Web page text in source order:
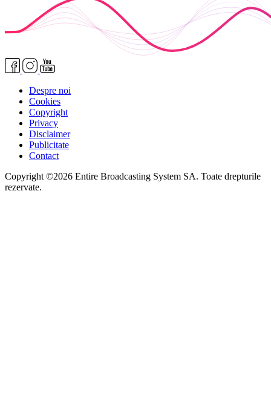
Despre noi
Cookies
Copyright
Privacy
Disclaimer
Publicitate
Contact
Copyright ©2026 Entire Broadcasting System SA. Toate drepturile
rezervate.